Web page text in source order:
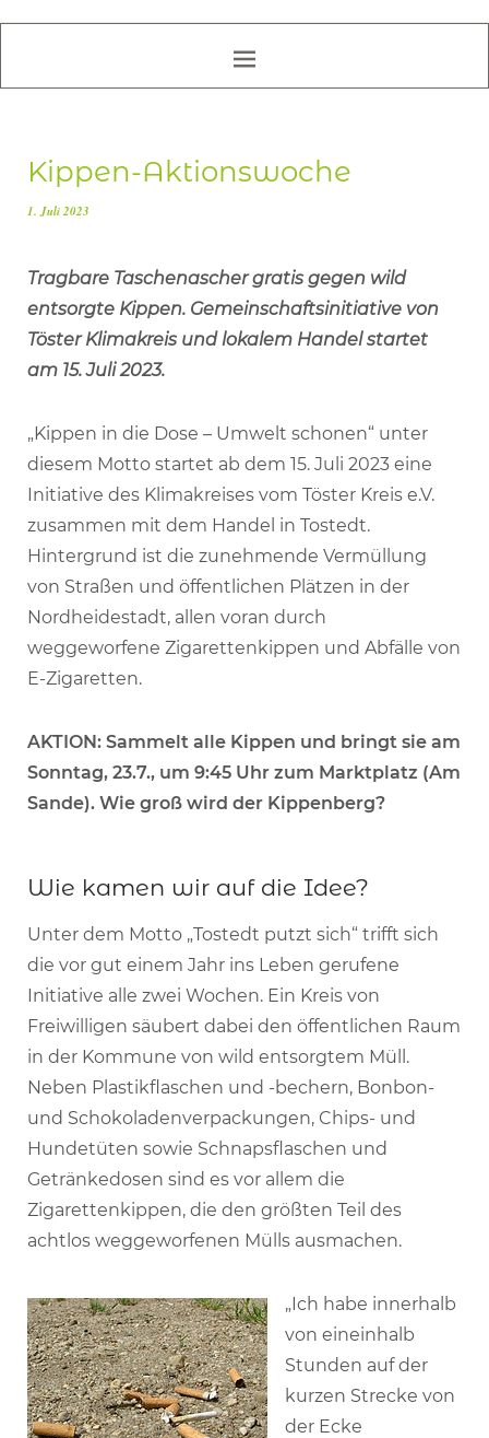
Kippen-Aktionswoche
1. Juli 2023
Tragbare Taschenascher gratis gegen wild
entsorgte Kippen. Gemeinschaftsinitiative von
Töster Klimakreis und lokalem Handel startet
am 15. Juli 2023.
„Kippen in die Dose – Umwelt schonen“ unter
diesem Motto startet ab dem 15. Juli 2023 eine
Initiative des Klimakreises vom Töster Kreis e.V.
zusammen mit dem Handel in Tostedt.
Hintergrund ist die zunehmende Vermüllung
von Straßen und öffentlichen Plätzen in der
Nordheidestadt, allen voran durch
weggeworfene Zigarettenkippen und Abfälle von
E-Zigaretten.
AKTION: Sammelt alle Kippen und bringt sie am
Sonntag, 23.7., um 9:45 Uhr zum Marktplatz (Am
Sande). Wie groß wird der Kippenberg?
Wie kamen wir auf die Idee?
Unter dem Motto „Tostedt putzt sich“ trifft sich
die vor gut einem Jahr ins Leben gerufene
Initiative alle zwei Wochen. Ein Kreis von
Freiwilligen säubert dabei den öffentlichen Raum
in der Kommune von wild entsorgtem Müll.
Neben Plastikflaschen und -bechern, Bonbon-
und Schokoladenverpackungen, Chips- und
Hundetüten sowie Schnapsflaschen und
Getränkedosen sind es vor allem die
Zigarettenkippen, die den größten Teil des
achtlos weggeworfenen Mülls ausmachen.
„Ich habe innerhalb
von eineinhalb
Stunden auf der
kurzen Strecke von
der Ecke